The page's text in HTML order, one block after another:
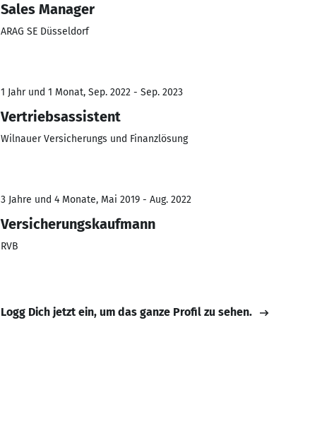
Sales Manager
ARAG SE Düsseldorf
1 Jahr und 1 Monat, Sep. 2022 - Sep. 2023
Vertriebsassistent
Wilnauer Versicherungs und Finanzlösung
3 Jahre und 4 Monate, Mai 2019 - Aug. 2022
Versicherungskaufmann
RVB
Logg Dich jetzt ein, um das ganze Profil zu sehen.